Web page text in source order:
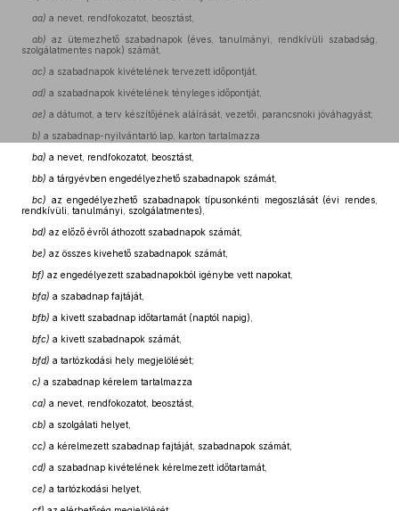
aa) a nevet, rendfokozatot, beosztást,
ab) az ütemezhető szabadnapok (éves, tanulmányi, rendkívüli szabadság,
szolgálatmentes napok) számát,
ac) a szabadnapok kivételének tervezett időpontját,
ad) a szabadnapok kivételének tényleges időpontját,
ae) a dátumot, a terv készítőjének aláírását, vezetői, parancsnoki jóváhagyást;
b) a szabadnap-nyilvántartó lap, karton tartalmazza
ba) a nevet, rendfokozatot, beosztást,
bb) a tárgyévben engedélyezhető szabadnapok számát,
bc) az engedélyezhető szabadnapok típusonkénti megoszlását (évi rendes,
rendkívüli, tanulmányi, szolgálatmentes),
bd) az előző évről áthozott szabadnapok számát,
be) az összes kivehető szabadnapok számát,
bf) az engedélyezett szabadnapokból igénybe vett napokat,
bfa) a szabadnap fajtáját,
bfb) a kivett szabadnap időtartamát (naptól napig),
bfc) a kivett szabadnapok számát,
bfd) a tartózkodási hely megjelölését;
c) a szabadnap kérelem tartalmazza
ca) a nevet, rendfokozatot, beosztást,
cb) a szolgálati helyet,
cc) a kérelmezett szabadnap fajtáját, szabadnapok számát,
cd) a szabadnap kivételének kérelmezett időtartamát,
ce) a tartózkodási helyet,